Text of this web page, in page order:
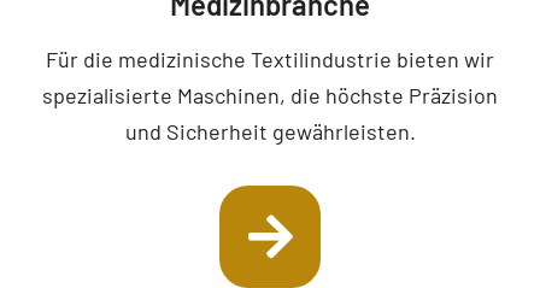
Für die medizinische Textilindustrie bieten wir
spezialisierte Maschinen, die höchste Präzision
und Sicherheit gewährleisten.